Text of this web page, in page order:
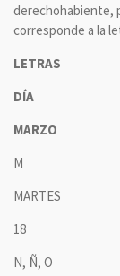
derechohabiente,
corresponde a la
LETRAS
DÍA
MARZO
M
MARTES
18
N, Ñ, O